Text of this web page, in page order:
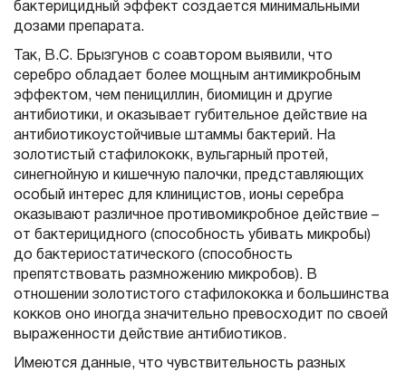
бактерицидный эффект создается минимальными
дозами препарата.
Так, В.С. Брызгунов с соавтором выявили, что
серебро обладает более мощным антимикробным
эффектом, чем пенициллин, биомицин и другие
антибиотики, и оказывает губительное действие на
антибиотикоустойчивые штаммы бактерий. На
золотистый стафилококк, вульгарный протей,
синегнойную и кишечную палочки, представляющих
особый интерес для клиницистов, ионы серебра
оказывают различное противомикробное действие –
от бактерицидного (способность убивать микробы)
до бактериостатического (способность
препятствовать размножению микробов). В
отношении золотистого стафилококка и большинства
кокков оно иногда значительно превосходит по своей
выраженности действие антибиотиков.
Имеются данные, что чувствительность разных